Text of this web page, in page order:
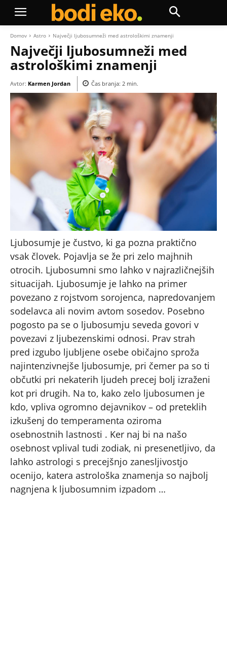
Domov Astro Največji ljubosumneži med astrološkimi znamenji
Največji ljubosumneži med
astrološkimi znamenji
Avtor: Karmen Jordan Čas branja: 2 min.
Ljubosumje je čustvo, ki ga pozna praktično
vsak človek. Pojavlja se že pri zelo majhnih
otrocih. Ljubosumni smo lahko v najrazličnejših
situacijah. Ljubosumje je lahko na primer
povezano z rojstvom sorojenca, napredovanjem
sodelavca ali novim avtom sosedov. Posebno
pogosto pa se o ljubosumju seveda govori v
povezavi z ljubezenskimi odnosi. Prav strah
pred izgubo ljubljene osebe običajno sproža
najintenzivnejše ljubosumje, pri čemer pa so ti
občutki pri nekaterih ljudeh precej bolj izraženi
kot pri drugih. Na to, kako zelo ljubosumen je
kdo, vpliva ogromno dejavnikov – od preteklih
izkušenj do temperamenta oziroma
osebnostnih lastnosti . Ker naj bi na našo
osebnost vplival tudi zodiak, ni presenetljivo, da
lahko astrologi s precejšnjo zanesljivostjo
ocenijo, katera astrološka znamenja so najbolj
nagnjena k ljubosumnim izpadom …